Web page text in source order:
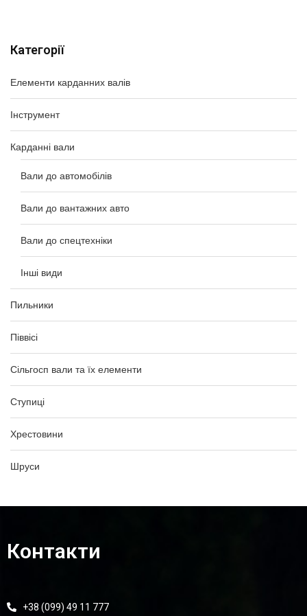
Категорії
Елементи карданних валів
Інструмент
Карданні вали
Вали до автомобілів
Вали до вантажних авто
Вали до спецтехніки
Інші види
Пильники
Піввісі
Сільгосп вали та їх елементи
Ступиці
Хрестовини
Шруси
Контакти
+38 (099) 49 11 777